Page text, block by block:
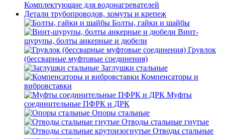
Комплектующие для водонагревателей
Детали трубопроводов, хомуты и крепеж
Болты, гайки и шайбы
Винт-
шурупы, болты анкерные и дюбели
Грувлок
(бессварные муфтовые соединения)
Заглушки стальные
Компенсаторы и
вибровставки
Муфты
соединительные ПФРК и ДРК
Опоры стальные
Отводы стальные гнутые
Отводы стальные